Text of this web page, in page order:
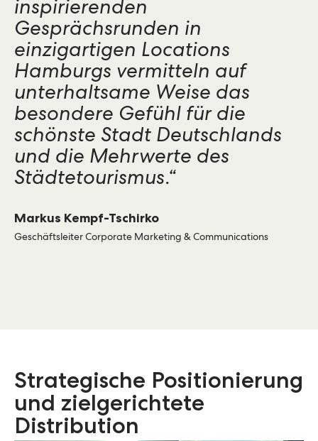
inspirierenden
Gesprächsrunden in
einzigartigen Locations
Hamburgs vermitteln auf
unterhaltsame Weise das
besondere Gefühl für die
schönste Stadt Deutschlands
und die Mehrwerte des
Städtetourismus.“
Markus Kempf-Tschirko
Geschäftsleiter Corporate Marketing & Communications
Strategische Positionierung
und zielgerichtete
Distribution